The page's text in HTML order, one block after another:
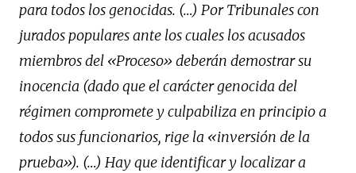
para todos los genocidas. (…) Por Tribunales con
jurados populares ante los cuales los acusados
miembros del «Proceso» deberán demostrar su
inocencia (dado que el carácter genocida del
régimen compromete y culpabiliza en principio a
todos sus funcionarios, rige la «inversión de la
prueba»). (…) Hay que identificar y localizar a